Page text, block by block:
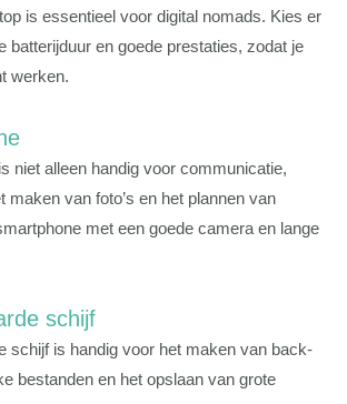
is essentieel voor digital nomads. Kies er
batterijduur en goede prestaties, zodat je
werken.
niet alleen handig voor communicatie,
maken van foto’s en het plannen van
met een goede camera en lange
schijf
schijf is handig voor het maken van back-
bestanden en het opslaan van grote